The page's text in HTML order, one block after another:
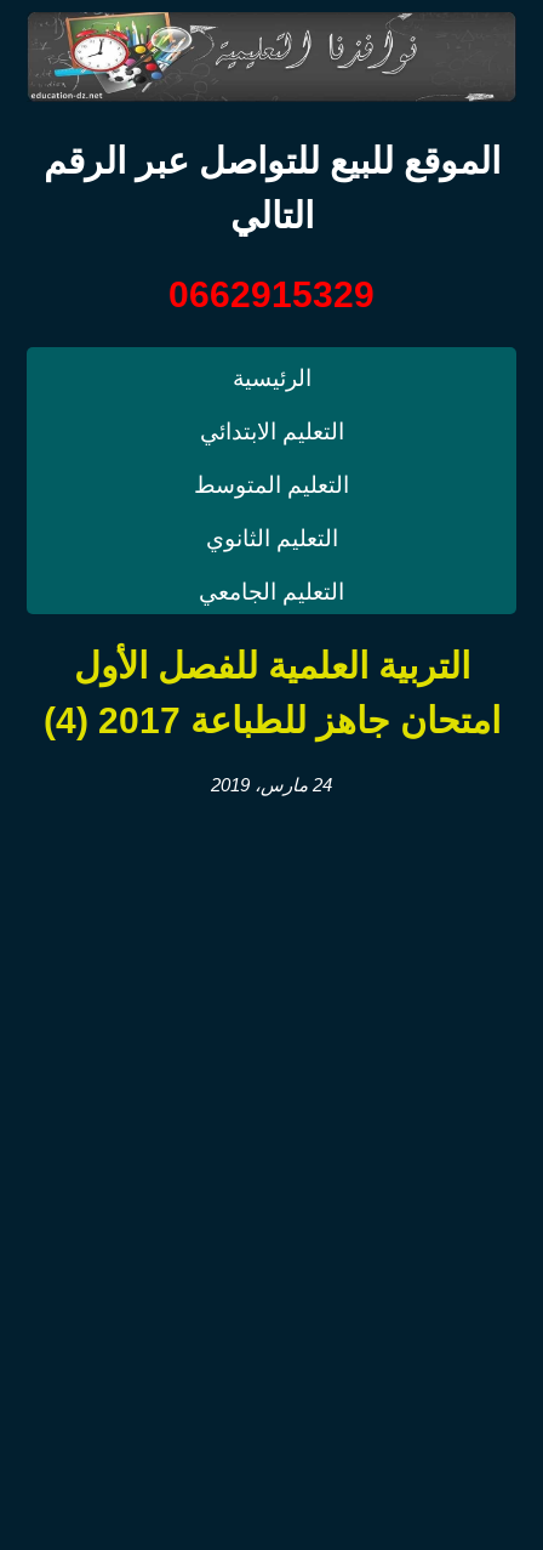
الموقع للبيع للتواصل عبر الرقم
التالي
0662915329
الرئيسية
التعليم الابتدائي
التعليم المتوسط
التعليم الثانوي
التعليم الجامعي
التربية العلمية للفصل الأول
امتحان جاهز للطباعة 2017 (4)
24 مارس، 2019